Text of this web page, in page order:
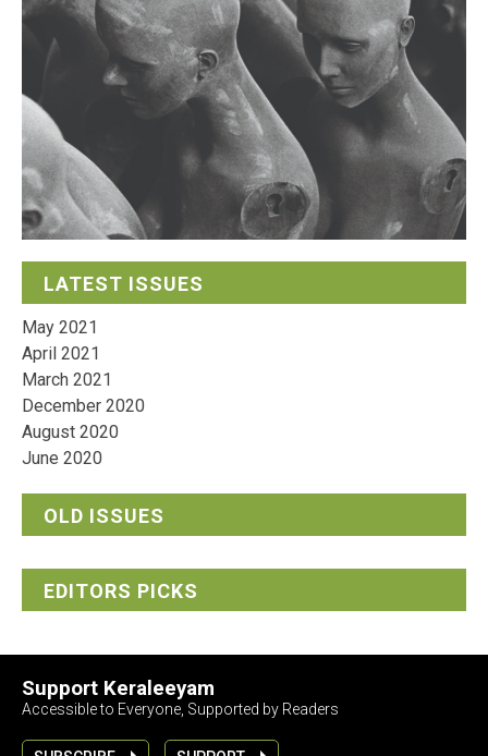
LATEST ISSUES
May 2021
April 2021
March 2021
December 2020
August 2020
June 2020
OLD ISSUES
EDITORS PICKS
Support Keraleeyam
Accessible to Everyone, Supported by Readers